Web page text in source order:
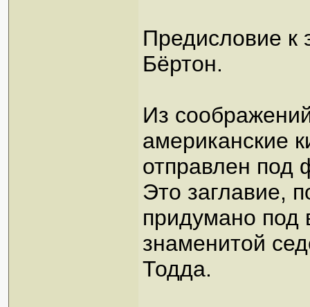
Предисловие к
Бёртон.
Из
американские
отправлен
Это заглавие,
придумано под
знаменитой
Тодда.